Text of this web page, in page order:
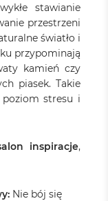
stawianie
przestrzeni
światło i
przypominają
kamień czy
piasek. Takie
stresu i
inspiracje,
Nie bój się